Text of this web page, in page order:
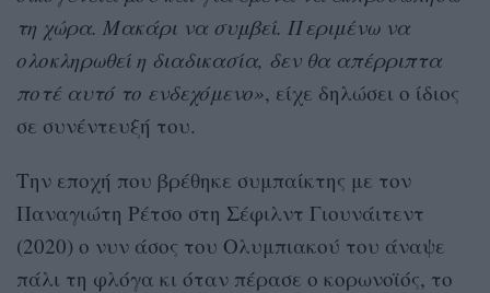
τη χώρα. Μακάρι να συμβεί. Περιμένω να
ολοκληρωθεί η διαδικασία, δεν θα απέρριπτα
ποτέ αυτό το ενδεχόμενο», είχε δηλώσει ο ίδιος
σε συνέντευξή του.
Την εποχή που βρέθηκε συμπαίκτης με τον
Παναγιώτη Ρέτσο στη Σέφιλντ Γιουνάιτεντ
(2020) ο νυν άσος του Ολυμπιακού του άναψε
πάλι τη φλόγα κι όταν πέρασε ο κορωνοϊός, το